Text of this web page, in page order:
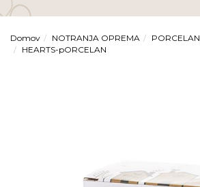
Domov NOTRANJA OPREMA
PORCELAN
HEARTS-pORCELAN